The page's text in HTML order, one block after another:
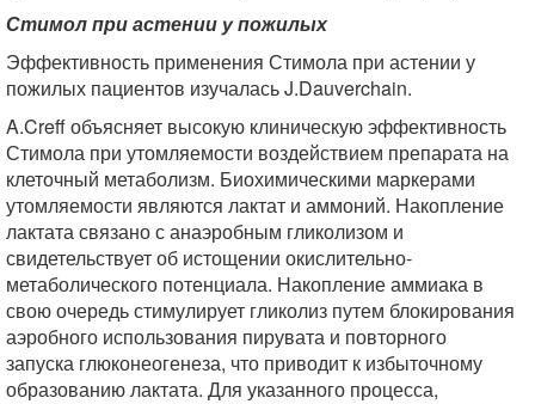
Стимол при астении у пожилых
Эффективность применения Стимола при астении у
пожилых пациентов изучалась J.Dauverchain.
A.Creff объясняет высокую клиническую эффективность
Стимола при утомляемости воздействием препарата на
клеточный метаболизм. Биохимическими маркерами
утомляемости являются лактат и аммоний. Накопление
лактата связано с анаэробным гликолизом и
свидетельствует об истощении окислительно-
метаболического потенциала. Накопление аммиака в
свою очередь стимулирует гликолиз путем блокирования
аэробного использования пирувата и повторного
запуска глюконеогенеза, что приводит к избыточному
образованию лактата. Для указанного процесса,